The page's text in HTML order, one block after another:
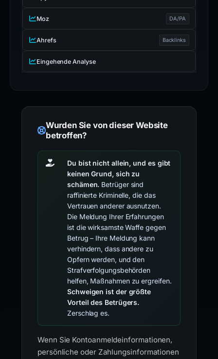
Moz DA/PA
Ahrefs Backlinks
Eingehende Analyse
Wurden Sie von dieser Website
betroffen?
Du bist nicht allein, und es gibt
keinen Grund, sich zu
schämen. Betrüger sind
raffinierte Kriminelle, die das
Vertrauen anderer ausnutzen.
Die Meldung Ihrer Erfahrungen
ist die wirksamste Waffe gegen
Betrug – Ihre Meldung kann
verhindern, dass andere zu
Opfern werden, und den
Strafverfolgungsbehörden
helfen, Maßnahmen zu ergreifen.
Schweigen ist der größte
Vorteil des Betrügers.
Zerschlag es.
Wenn Sie Kontoanmeldeinformationen,
persönliche oder Zahlungsinformationen